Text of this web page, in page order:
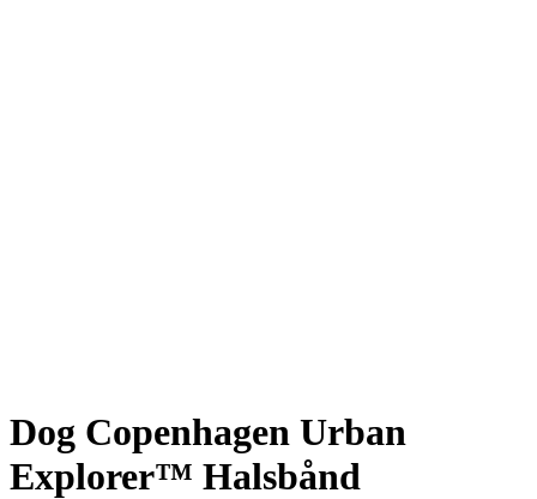
Dog Copenhagen Urban
Explorer™ Halsbånd